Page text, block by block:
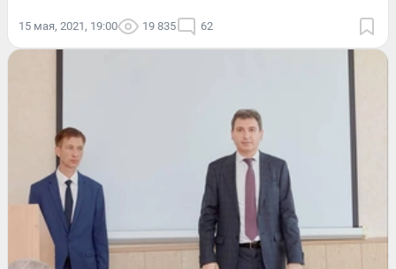
15 мая, 2021, 19:00 19 835 62